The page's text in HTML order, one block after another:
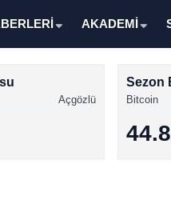
AKADEMİ
Açgözlü
Sezon
Bitcoin
44.8